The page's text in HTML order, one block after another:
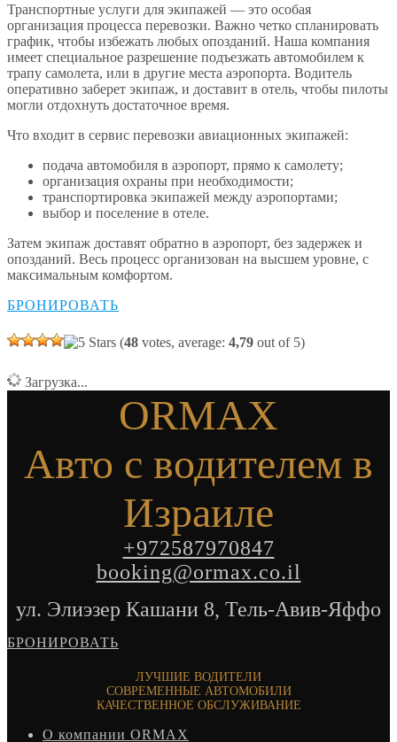
Транспортные услуги для экипажей — это особая
организация процесса перевозки. Важно четко спланировать
график, чтобы избежать любых опозданий. Наша компания
имеет специальное разрешение подъезжать автомобилем к
трапу самолета, или в другие места аэропорта. Водитель
оперативно заберет экипаж, и доставит в отель, чтобы пилоты
могли отдохнуть достаточное время.
Что входит в сервис перевозки авиационных экипажей:
подача автомобиля в аэропорт, прямо к самолету;
организация охраны при необходимости;
транспортировка экипажей между аэропортами;
выбор и поселение в отеле.
Затем экипаж доставят обратно в аэропорт, без задержек и
опозданий. Весь процесс организован на высшем уровне, с
максимальным комфортом.
БРОНИРОВАТЬ
(48 votes, average: 4,79 out of 5)
Загрузка...
ORMAX
Авто с водителем в
Израиле
+972587970847
booking@ormax.co.il
ул. Элиэзер Кашани 8, Тель-Авив-Яффо
БРОНИРОВАТЬ
ЛУЧШИЕ ВОДИТЕЛИ
СОВРЕМЕННЫЕ АВТОМОБИЛИ
КАЧЕСТВЕННОЕ ОБСЛУЖИВАНИЕ
О компании ORMAX